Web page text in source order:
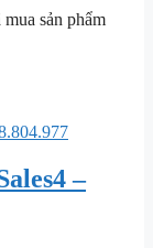
sản phẩm
–